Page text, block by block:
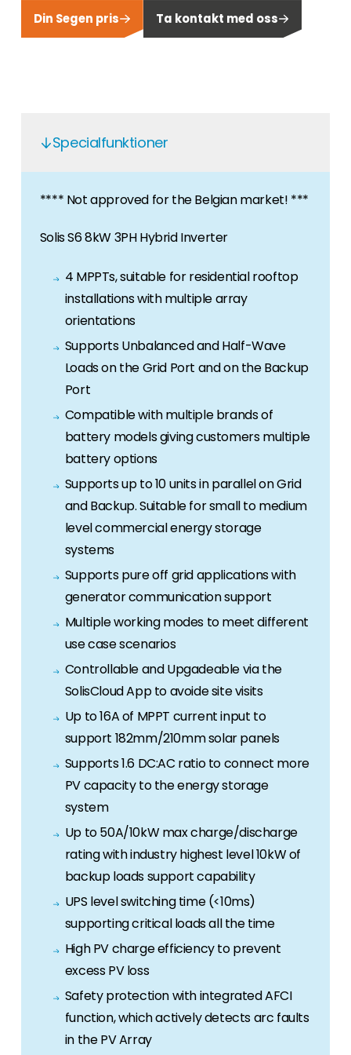
Karriär
Letar du efter ett jobb inom sektorn för
Om du letar efter viktig produkt- och
branschinformation hittar du den här.
Din Segen pris Ta kontakt med oss
Specialfunktioner
**** Not approved for the Belgian market! ***
Solis S6 8kW 3PH Hybrid Inverter
4 MPPTs, suitable for residential rooftop
installations with multiple array
orientations
Supports Unbalanced and Half-Wave
Loads on the Grid Port and on the Backup
Port
Compatible with multiple brands of
battery models giving customers multiple
battery options
Supports up to 10 units in parallel on Grid
and Backup. Suitable for small to medium
level commercial energy storage
systems
Supports pure off grid applications with
generator communication support
Multiple working modes to meet different
use case scenarios
Controllable and Upgadeable via the
SolisCloud App to avoide site visits
Up to 16A of MPPT current input to
support 182mm/210mm solar panels
Supports 1.6 DC:AC ratio to connect more
PV capacity to the energy storage
system
Up to 50A/10kW max charge/discharge
rating with industry highest level 10kW of
backup loads support capability
UPS level switching time (<10ms)
supporting critical loads all the time
High PV charge efficiency to prevent
excess PV loss
Safety protection with integrated AFCI
function, which actively detects arc faults
in the PV Array